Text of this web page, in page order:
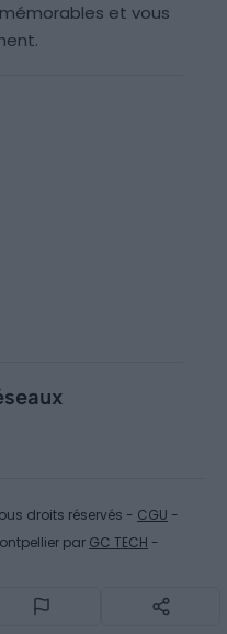
et vous
droits réservés - CGU -
par GC TECH -